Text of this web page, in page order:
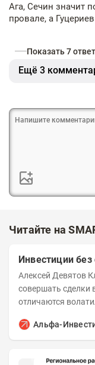
Ага, Сечин значит
провале, а
Показать 7
Ещё 3
Читайте на
Инвестиции
Алексей Девятов Клиенты Альфа-Инвестиций могут
совершать сделки в выходные . Торги в эти дни не
отличаются
Альфа-